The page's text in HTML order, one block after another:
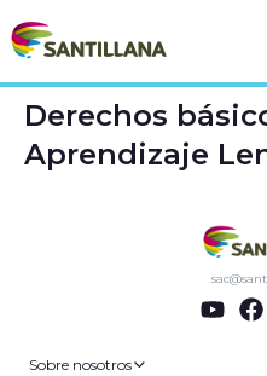
Derechos
Aprendizaje
Sobre nosotros